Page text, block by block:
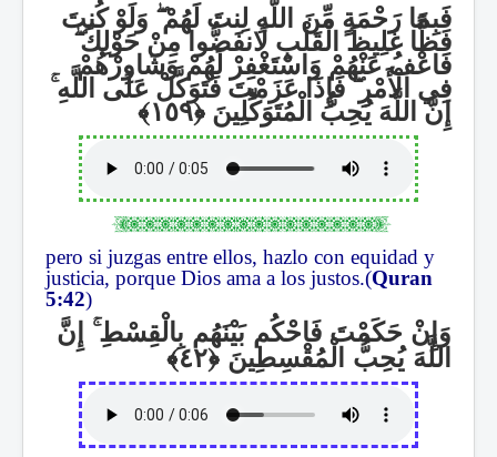
فَبِمَا رَحْمَةٍ مِّنَ اللَّهِ لِنتَ لَهُمْۖ وَلَوْ كُنتَ
فَظًّا غَلِيظَ الْقَلْبِ لَانفَضُّوا مِنْ حَوْلِكَۖ
فَاعْفُ عَنْهُمْ وَاسْتَغْفِرْ لَهُمْ وَشَاوِرْهُمْ
فِي الْأَمْرِۖفَإِذَا عَزَمْتَ فَتَوَكَّلْ عَلَى اللَّهِۚ
إِنَّ اللَّهَ يُحِبُّ الْمُتَوَكِّلِينَ
pero si juzgas entre ellos, hazlo con equidad y
justicia, porque Dios ama a los justos.(Quran
5:42)
وَإِنْ حَكَمْتَ فَاحْكُم بَيْنَهُم بِالْقِسْطِۚ إِنَّ
اللَّهَ يُحِبُّ الْمُقْسِطِينَ